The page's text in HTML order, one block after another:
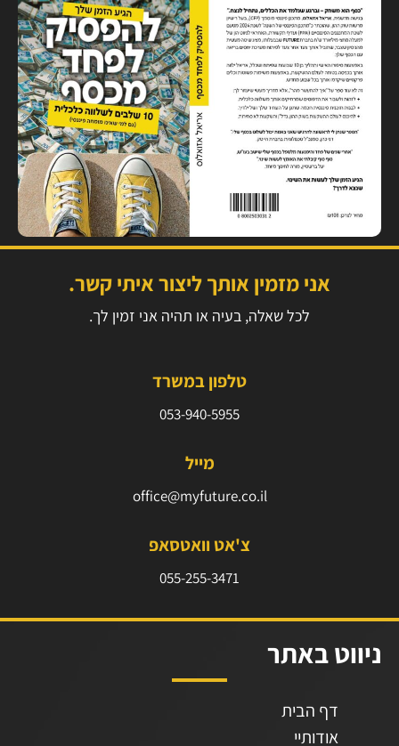
אני מזמין אותך ליצור איתי קשר.
לכל שאלה, בעיה או תהיה אני זמין לך.
טלפון במשרד
053-940-5955⁩
מייל
office@myfuture.co.il
צ'אט וואטסאפ
055-255-3471
ניווט באתר
דף הבית
אודותיי